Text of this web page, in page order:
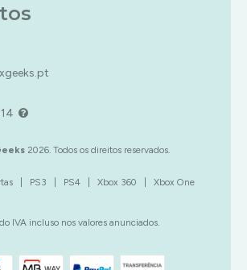
2026. Todos os direitos reservados.
| PS3 PS4| Xbox 360 Xbox One
IVA incluso nos valores anunciados.